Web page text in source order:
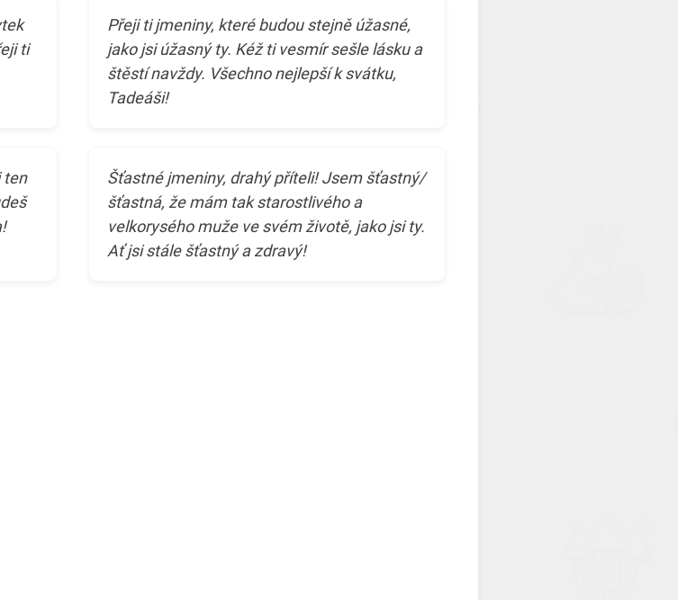
ti
Přeji ti jmeniny, které budou stejně úžasné,
jako jsi úžasný ty. Kéž ti vesmír sešle lásku a
štěstí navždy. Všechno nejlepší k svátku,
Tadeáši!
ten
Šťastné jmeniny, drahý příteli! Jsem šťastný/
šťastná, že mám tak starostlivého a
velkorysého muže ve svém životě, jako jsi ty.
Ať jsi stále šťastný a zdravý!